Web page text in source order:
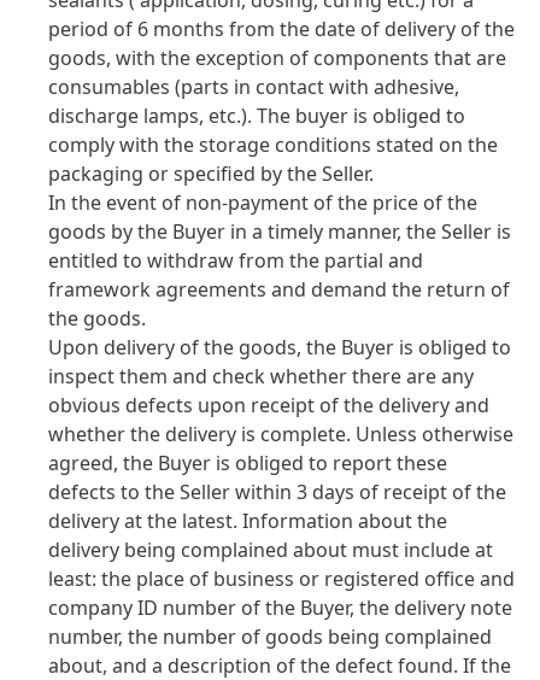
period of 6 months from the date of delivery of the
goods, with the exception of components that are
consumables (parts in contact with adhesive,
discharge lamps, etc.). The buyer is obliged to
comply with the storage conditions stated on the
packaging or specified by the Seller.
In the event of non-payment of the price of the
goods by the Buyer in a timely manner, the Seller is
entitled to withdraw from the partial and
framework agreements and demand the return of
the goods.
Upon delivery of the goods, the Buyer is obliged to
inspect them and check whether there are any
obvious defects upon receipt of the delivery and
whether the delivery is complete. Unless otherwise
agreed, the Buyer is obliged to report these
defects to the Seller within 3 days of receipt of the
delivery at the latest. Information about the
delivery being complained about must include at
least: the place of business or registered office and
company ID number of the Buyer, the delivery note
number, the number of goods being complained
about, and a description of the defect found. If the